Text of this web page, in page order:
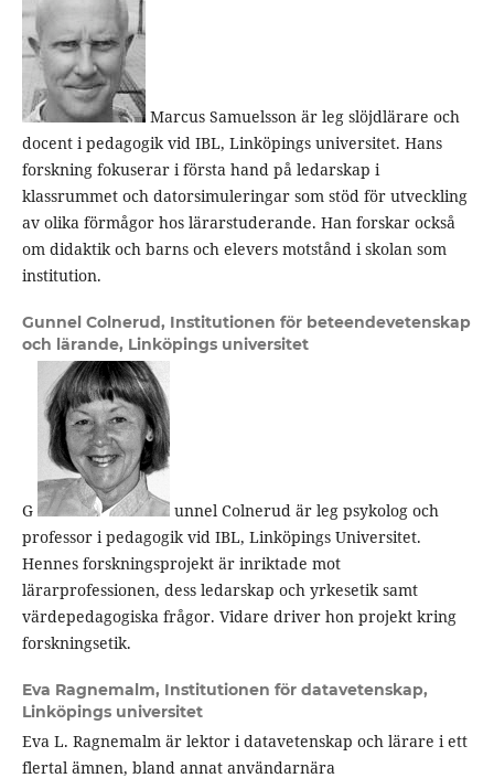
Marcus Samuelsson är leg slöjdlärare och
docent i pedagogik vid IBL, Linköpings universitet. Hans
forskning fokuserar i första hand på ledarskap i
klassrummet och datorsimuleringar som stöd för utveckling
av olika förmågor hos lärarstuderande. Han forskar också
om didaktik och barns och elevers motstånd i skolan som
institution.
Gunnel Colnerud, Institutionen för beteendevetenskap
och lärande, Linköpings universitet
G
unnel Colnerud är leg psykolog och
professor i pedagogik vid IBL, Linköpings Universitet.
Hennes forskningsprojekt är inriktade mot
lärarprofessionen, dess ledarskap och yrkesetik samt
värdepedagogiska frågor. Vidare driver hon projekt kring
forskningsetik.
Eva Ragnemalm, Institutionen för datavetenskap,
Linköpings universitet
Eva L. Ragnemalm är lektor i datavetenskap och lärare i ett
flertal ämnen, bland annat användarnära